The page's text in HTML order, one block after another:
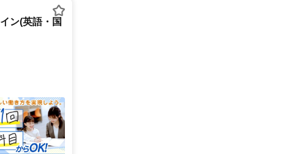
ン(英語・国